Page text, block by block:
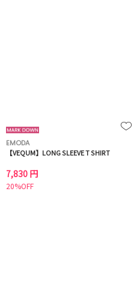
EMODA
【VEQUM】LONG SLEEVE T SHIRT
7,830 円
20%OFF